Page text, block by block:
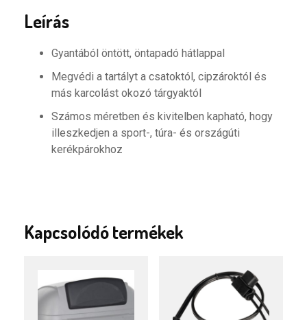
Leírás
Gyantából öntött, öntapadó hátlappal
Megvédi a tartályt a csatoktól, cipzároktól és
más karcolást okozó tárgyaktól
Számos méretben és kivitelben kapható, hogy
illeszkedjen a sport-, túra- és országúti
kerékpárokhoz
Kapcsolódó termékek